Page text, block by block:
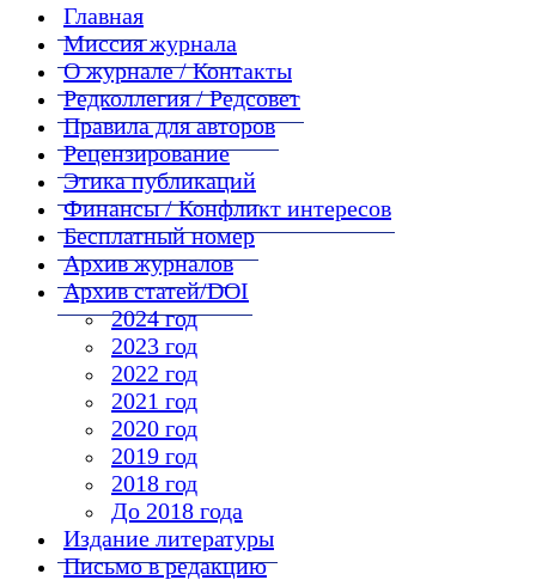
Главная
Миссия журнала
О журнале / Контакты
Редколлегия / Редсовет
Правила для авторов
Рецензирование
Этика публикаций
Финансы / Конфликт интересов
Бесплатный номер
Архив журналов
Архив статей/DOI
2024 год
2023 год
2022 год
2021 год
2020 год
2019 год
2018 год
До 2018 года
Издание литературы
Письмо в редакцию